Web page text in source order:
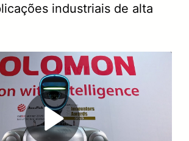
industriais de alta
Play